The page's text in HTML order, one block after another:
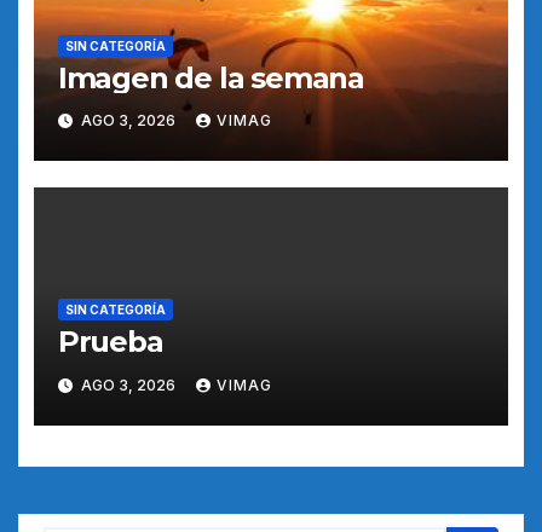
SIN CATEGORÍA
Imagen de la semana
AGO 3, 2026 VIMAG
SIN CATEGORÍA
Prueba
AGO 3, 2026 VIMAG